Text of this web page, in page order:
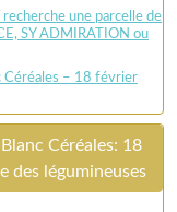
une parcelle de
SY ADMIRATION ou
Céréales – 18 février
Céréales: 18
des légumineuses